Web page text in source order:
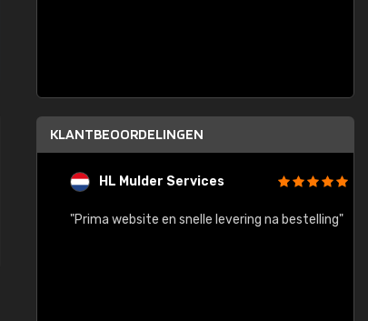
KLANTBEOORDELINGEN
HL Mulder Services
"Prima website en snelle levering na bestelling"